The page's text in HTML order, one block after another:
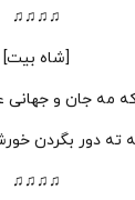
♫♫♫♫
[شاه بیت]
مه جان و جهانی
ته دور بگردن
♫♫♫♫